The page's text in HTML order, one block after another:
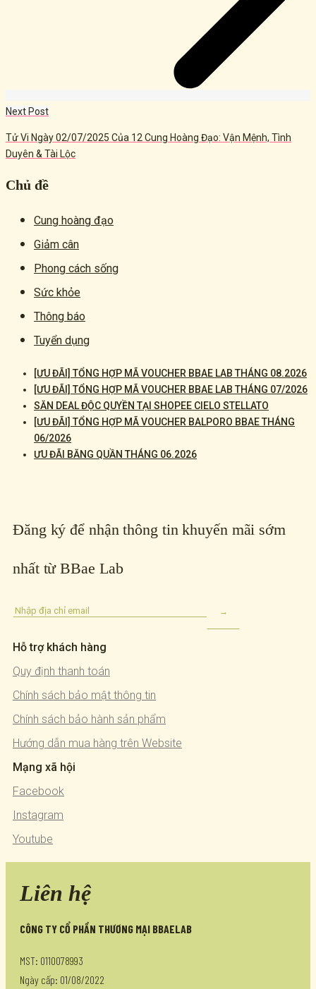
Next Post
Tử Vi Ngày 02/07/2025 Của 12 Cung Hoàng Đạo: Vận Mệnh, Tình
Duyên & Tài Lộc
Chủ đề
Cung hoàng đạo
Giảm cân
Phong cách sống
Sức khỏe
Thông báo
Tuyển dụng
[ƯU ĐÃI] TỔNG HỢP MÃ VOUCHER BBAE LAB THÁNG 08.2026
[ƯU ĐÃI] TỔNG HỢP MÃ VOUCHER BBAE LAB THÁNG 07/2026
SĂN DEAL ĐỘC QUYỀN TẠI SHOPEE CIELO STELLATO
[ƯU ĐÃI] TỔNG HỢP MÃ VOUCHER BALPORO BBAE THÁNG
06/2026
ƯU ĐÃI BĂNG QUẦN THÁNG 06.2026
Đăng ký để nhận thông tin khuyến mãi sớm
nhất từ BBae Lab
Hỗ trợ khách hàng
Quy định thanh toán
Chính sách bảo mật thông tin
Chính sách bảo hành sản phẩm
Hướng dẫn mua hàng trên Website
Mạng xã hội
Facebook
Instagram
Youtube
Liên hệ
CÔNG TY CỔ PHẦN THƯƠNG MẠI BBAELAB
MST: 0110078993
Ngày cấp: 01/08/2022